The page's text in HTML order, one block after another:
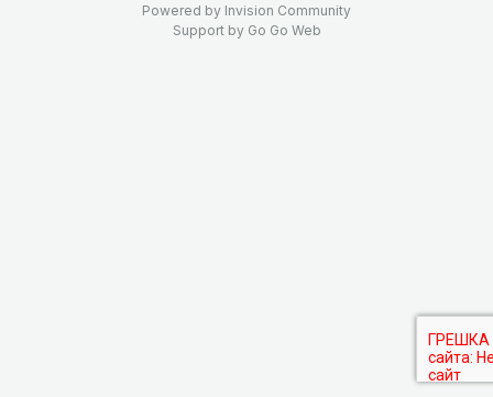
Powered by Invision Community
Support by Go Go Web